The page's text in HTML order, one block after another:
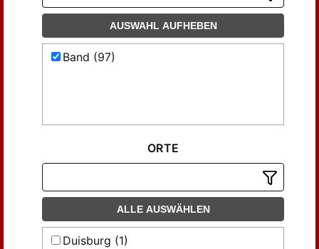
AUSWAHL AUFHEBEN
Band (97)
ORTE
ALLE AUSWÄHLEN
Duisburg (1)